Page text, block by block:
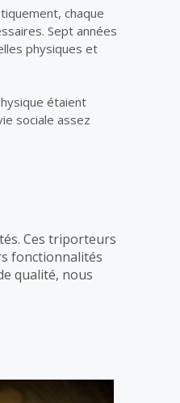
chaque
Sept années
physiques et
étaient
sociale assez
Ces triporteurs
fonctionnalités
qualité, nous